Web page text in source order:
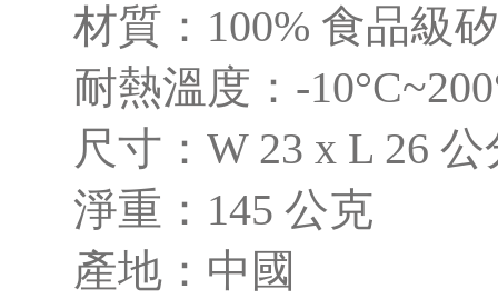
材質：100% 食品級
耐熱溫度：-
尺寸：W 23 x L 26 公
淨重：145 公克
產地：中國